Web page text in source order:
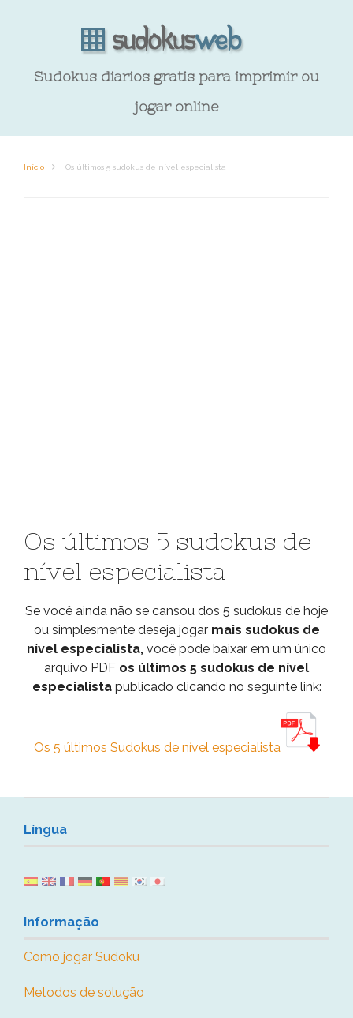
Sudokus diarios gratis para imprimir ou
jogar online
Início Os últimos 5 sudokus de nível especialista
Os últimos 5 sudokus de
nível especialista
Se você ainda não se cansou dos 5 sudokus de hoje
ou simplesmente deseja jogar mais sudokus de
nível especialista, você pode baixar em um único
arquivo PDF os últimos 5 sudokus de nível
especialistapublicado clicando no seguinte link:
Os 5 últimos Sudokus de nível especialista
Língua
Informação
Como jogar Sudoku
Metodos de solução